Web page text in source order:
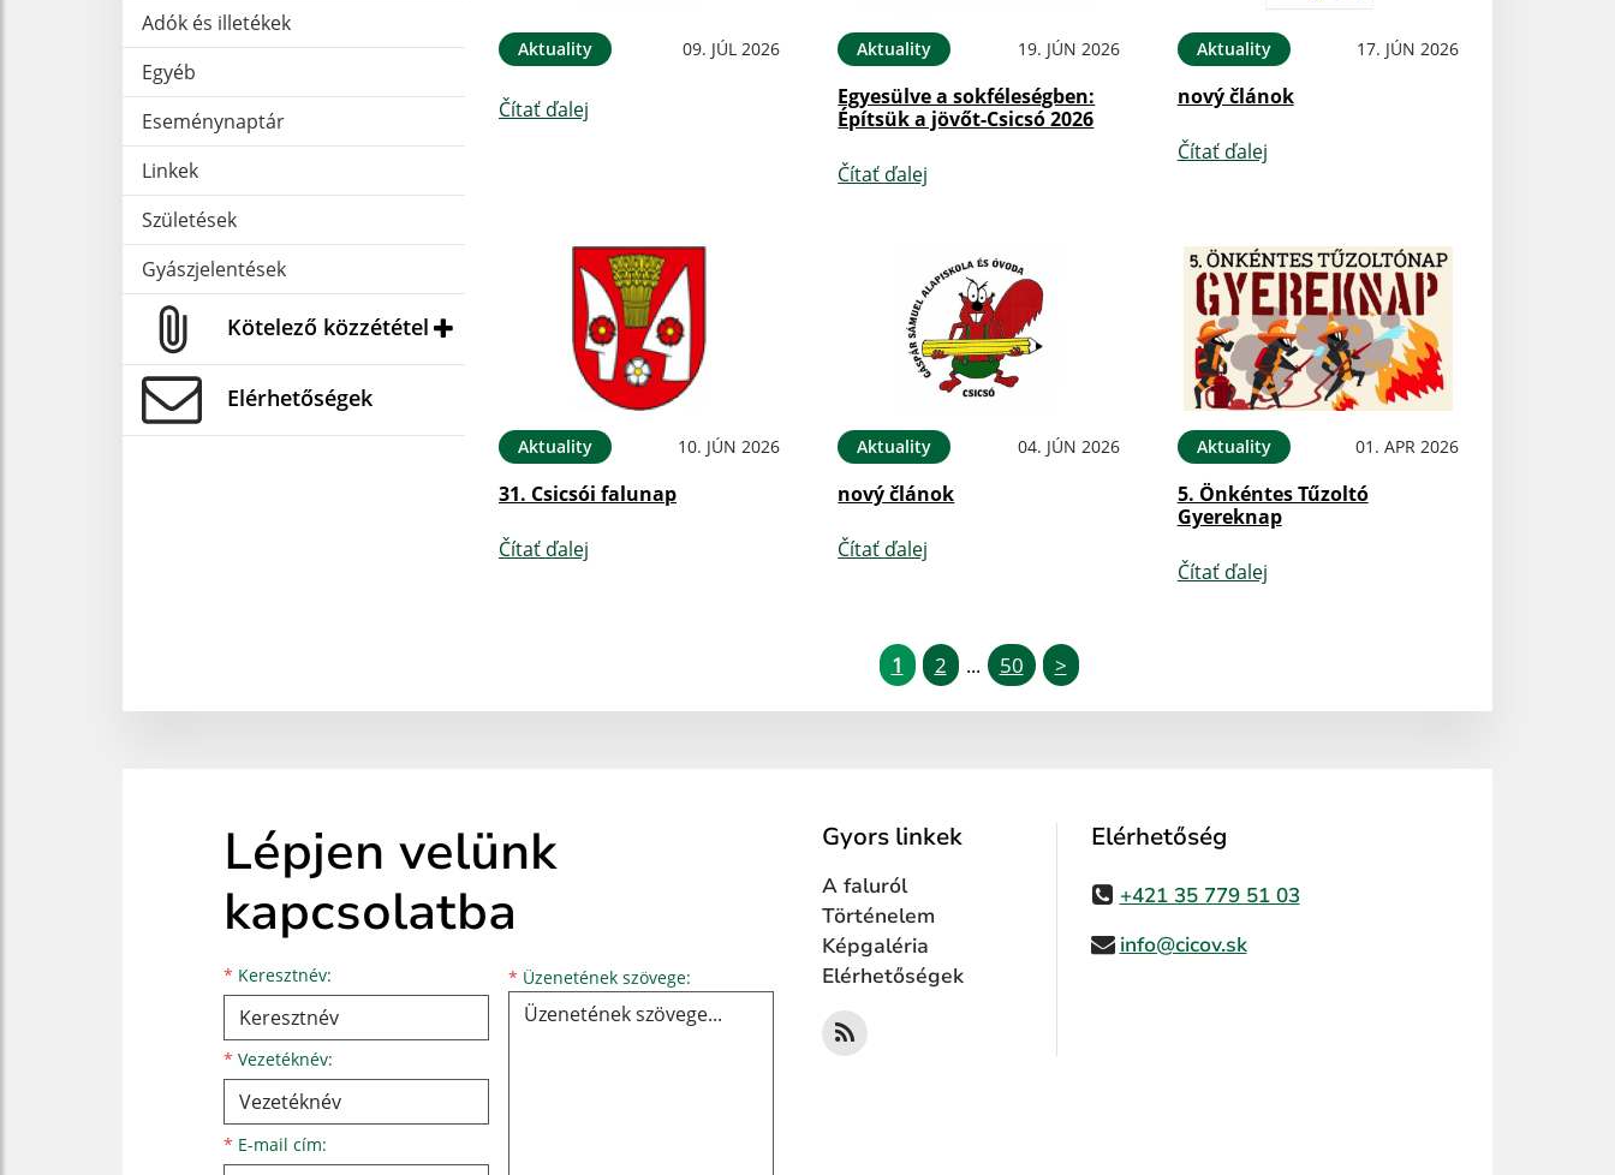
Adók és illetékek
Egyéb
Eseménynaptár
Linkek
Születések
Gyászjelentések
Kötelező közzététel
Elérhetőségek
Aktuality 09. JÚL 2026
Čítať ďalej
Aktuality 19. JÚN 2026
Egyesülve a sokféleségben:
Építsük a jövőt-Csicsó 2026
Čítať ďalej
Aktuality 17. JÚN 2026
nový článok
Čítať ďalej
Aktuality 10. JÚN 2026
31. Csicsói falunap
Čítať ďalej
Aktuality 04. JÚN 2026
nový článok
Čítať ďalej
Aktuality 01. APR 2026
5. Önkéntes Tűzoltó
Gyereknap
Čítať ďalej
1 2 ... 50 >
Lépjen velünk
kapcsolatba
* Keresztnév:
Keresztnév
* Vezetéknév:
Vezetéknév
* E-mail cím:
E-mail cím * Üzenetének szövege: Üzenetének szövege...
Gyors linkek
A faluról
Történelem
Képgaléria
Elérhetőségek
Elérhetőség
+421 35 779 51 03
info@cicov.sk